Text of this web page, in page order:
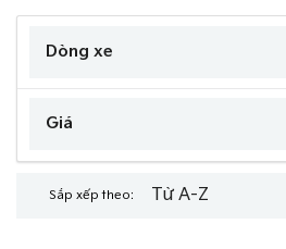
Dòng xe
Giá
Sắp xếp theo: Từ A-Z